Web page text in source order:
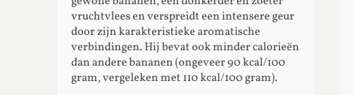
vruchtvlees en verspreidt een intensere geur
door zijn karakteristieke aromatische
verbindingen. Hij bevat ook minder calorieën
dan andere bananen (ongeveer 90 kcal/100
gram, vergeleken met 110 kcal/100 gram).